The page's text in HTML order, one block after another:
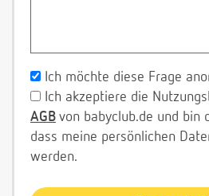
Ich möchte diese Frage
Ich akzeptiere die
AGB von babyclub.de und bin
dass meine persönlichen
werden.